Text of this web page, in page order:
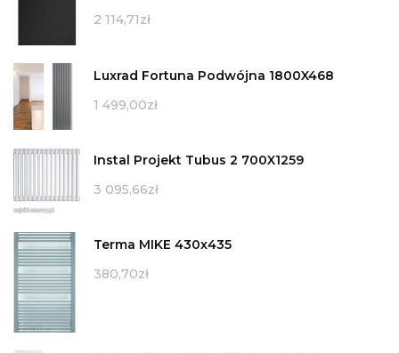
2 114,71zł
Luxrad Fortuna Podwójna 1800X468
1 499,00zł
Instal Projekt Tubus 2 700X1259
3 095,66zł
Terma MIKE 430x435
380,70zł